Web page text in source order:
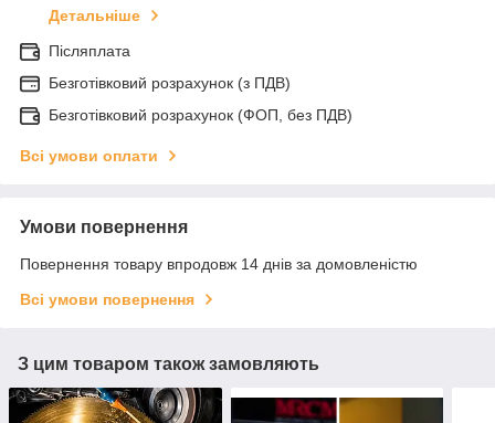
Детальніше
Післяплата
Безготівковий розрахунок (з ПДВ)
Безготівковий розрахунок (ФОП, без ПДВ)
Всі умови оплати
Умови повернення
Повернення товару впродовж 14 днів за домовленістю
Всі умови повернення
З цим товаром також замовляють